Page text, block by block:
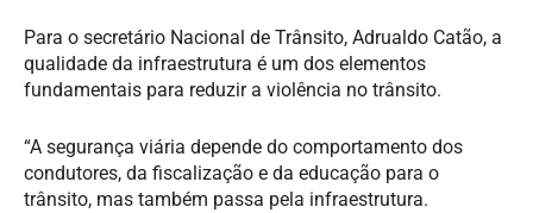
Para o secretário Nacional de Trânsito, Adrualdo Catão, a
qualidade da infraestrutura é um dos elementos
fundamentais para reduzir a violência no trânsito.
“A segurança viária depende do comportamento dos
condutores, da fiscalização e da educação para o
trânsito, mas também passa pela infraestrutura.